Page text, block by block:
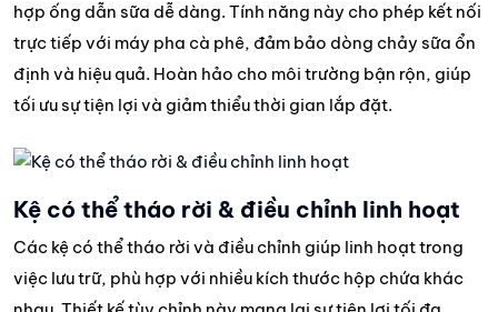
hợp ống dẫn sữa dễ dàng. Tính năng này cho phép kết nối
trực tiếp với máy pha cà phê, đảm bảo dòng chảy sữa ổn
định và hiệu quả. Hoàn hảo cho môi trường bận rộn, giúp
tối ưu sự tiện lợi và giảm thiểu thời gian lắp đặt.
Kệ có thể tháo rời & điều chỉnh linh hoạt
Các kệ có thể tháo rời và điều chỉnh giúp linh hoạt trong
việc lưu trữ, phù hợp với nhiều kích thước hộp chứa khác